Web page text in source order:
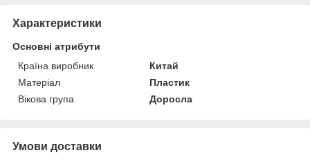
Характеристики
Основні атрибути
Країна виробник
Китай
Матеріал
Пластик
Вікова група
Доросла
Умови доставки